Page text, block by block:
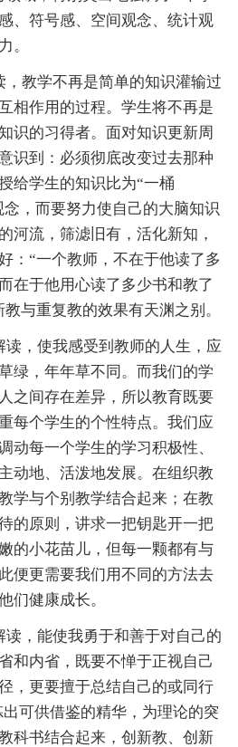
、符号感、空间观念、统计观
。
教学不再是简单的知识灌输过
相作用的过程。学生将不再是
识的习得者。面对知识更新周
识到：必须彻底改变过去那种
给学生的知识比为“一桶
念，而要努力使自己的大脑知识
河流，筛滤旧有，活化新知，
：“一个教师，不在于他读了多
在于他用心读了多少书和教了
与重复教的效果有天渊之别。
，使我感受到教师的人生，应
绿，年年草不同。而我们的学
之间存在差异，所以教育既要
每个学生的个性特点。我们应
动每一个学生的学习积极性、
动地、活泼地发展。在组织教
学与个别教学结合起来；在教
的原则，讲求一把钥匙开一把
的小花苗儿，但每一颗都有与
便更需要我们用不同的方法去
们健康成长。
，能使我勇于和善于对自己的
和内省，既要不惮于正视自己
，更要擅于总结自己的或同行
可供借鉴的精华，为理论的突
科书结合起来，创新教、创新